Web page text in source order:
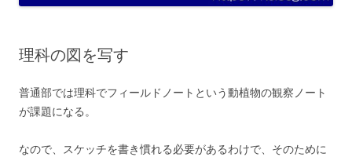
理科の図を写す
普通部では理科でフィールドノートという動植物の観察ノート
が課題になる。
なので、スケッチを書き慣れる必要があるわけで、そのために